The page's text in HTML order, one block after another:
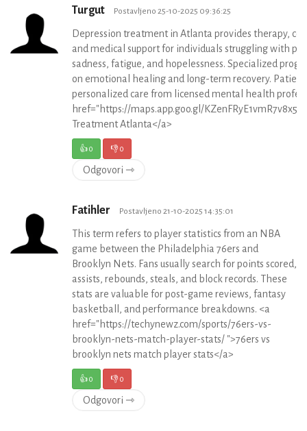
Turgut Postavljeno 25-10-2025 09:36:25
Depression treatment in Atlanta provides therapy,
and medical support for individuals struggling with
sadness, fatigue, and hopelessness. Specialized
on emotional healing and long-term recovery.
personalized care from licensed mental health
href="https://maps.app.goo.gl/
Treatment Atlanta</a>
👍0 👎0
Odgovori ⇾
Fatihler Postavljeno 21-10-2025 14:35:01
This term refers to player statistics from an NBA
game between the Philadelphia 76ers and
Brooklyn Nets. Fans usually search for points scored,
assists, rebounds, steals, and block records. These
stats are valuable for post-game reviews, fantasy
basketball, and performance breakdowns. <a
href="https://techynewz.com/sports/76ers-vs-
brooklyn-nets-match-player-stats/ ">76ers vs
brooklyn nets match player stats</a>
👍0 👎0
Odgovori ⇾